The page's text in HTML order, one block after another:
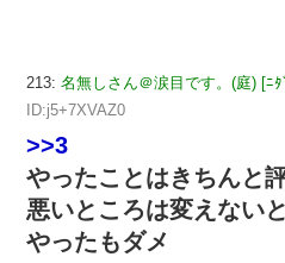
213: 名無しさん＠涙目です。(庭) [ﾆﾀ
ID:j5+7XVAZ0
>>3
やったことはきちんと
悪いところは変えない
やったもダメ